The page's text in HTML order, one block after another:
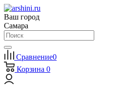
Ваш город
Самара
Сравнение0
Корзина 0